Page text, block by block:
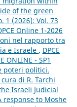
of the green
1 (2026): Vol. 73
Online 1-2026
nel rapporto tra
e Israele , DPCE
ONLINE - SP1
poteri politici.
di R. Tarchi
Israeli Judicial
response to Moshe